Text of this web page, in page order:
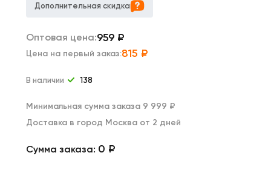
Дополнительная скидка
Оптовая цена:959 ₽
Цена на первый заказ:815 ₽
В наличии 138
Минимальная сумма заказа 9 999 ₽
Доставка в город Москва от 2 дней
Сумма заказа: 0 ₽